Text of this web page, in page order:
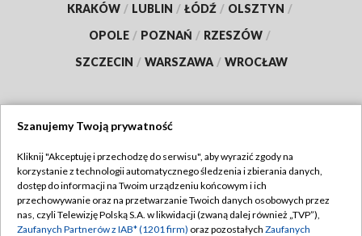
KRAKÓW / LUBLIN / ŁÓDŹ / OLSZTYN /
OPOLE / POZNAŃ / RZESZÓW /
SZCZECIN / WARSZAWA / WROCŁAW
TVP
Abonament TVP
Emisja w TVP
Regulamin TVP
Polityka prywatności
Szanujemy Twoją prywatność
Kliknij "Akceptuję i przechodzę do serwisu", aby wyrazić zgody na
korzystanie z technologii automatycznego śledzenia i zbierania danych,
dostęp do informacji na Twoim urządzeniu końcowym i ich
przechowywanie oraz na przetwarzanie Twoich danych osobowych przez
nas, czyli Telewizję Polską S.A. w likwidacji (zwaną dalej również „TVP”),
Zaufanych Partnerów z IAB* (1201 firm) oraz pozostałych Zaufanych